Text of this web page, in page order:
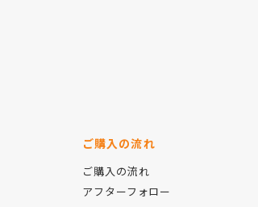
ご購入の流れ
ご購入の流れ
アフターフォロー